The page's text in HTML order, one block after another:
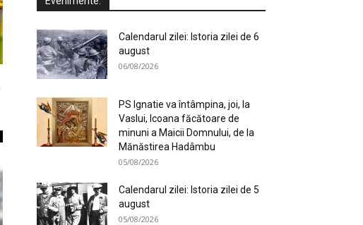
Calendarul zilei: Istoria zilei de 6
august
06/08/2026
PS Ignatie va întâmpina, joi, la
Vaslui, Icoana făcătoare de
minuni a Maicii Domnului, de la
Mănăstirea Hadâmbu
05/08/2026
Calendarul zilei: Istoria zilei de 5
august
05/08/2026